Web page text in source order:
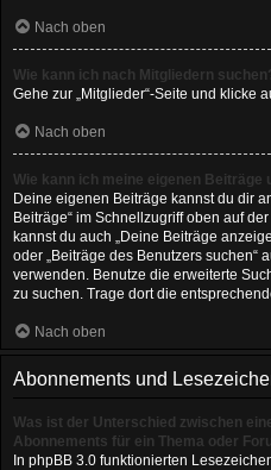
Nach oben
Wie kann ich nach Mitgliedern
Gehe zur „Mitglieder“-Seite und klicke
Nach oben
Wie kann ich meine eigenen Beiträge
Deine eigenen Beiträge kannst du dir
Beiträge“ im Schnellzugriff oben auf
kannst du auch „Deine Beiträge
oder „Beiträge des Benutzers suchen“
verwenden. Benutze die erweiterte
zu suchen. Trage dort die
Nach oben
Abonnements und
Was ist der Unterschied zwischen
Abonnements für ein Thema oder
In phpBB 3.0 funktionierten